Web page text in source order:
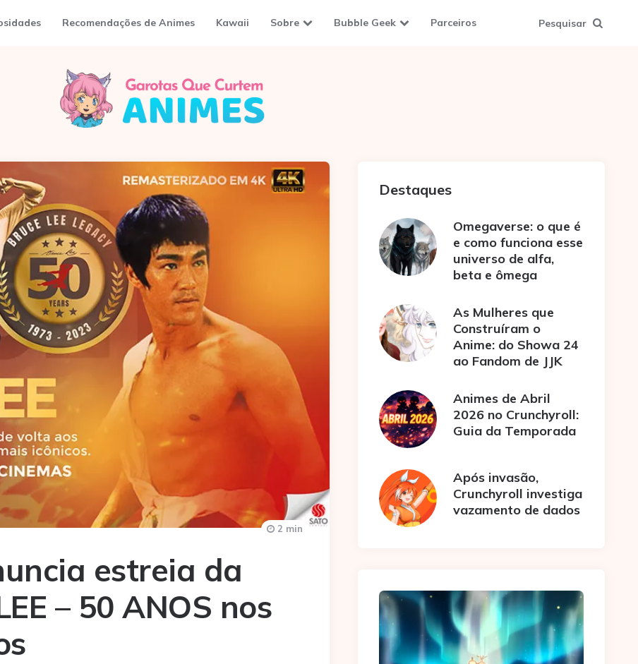
Recomendações de Animes Kawaii Sobre Bubble Geek Parceiros Pesquisar
estreia da
– 50 ANOS nos
2 min
Destaques
Omegaverse: o que é
e como funciona esse
universo de alfa,
beta e ômega
As Mulheres que
Construíram o
Anime: do Showa 24
ao Fandom de JJK
Animes de Abril
2026 no Crunchyroll:
Guia da Temporada
Após invasão,
Crunchyroll investiga
vazamento de dados